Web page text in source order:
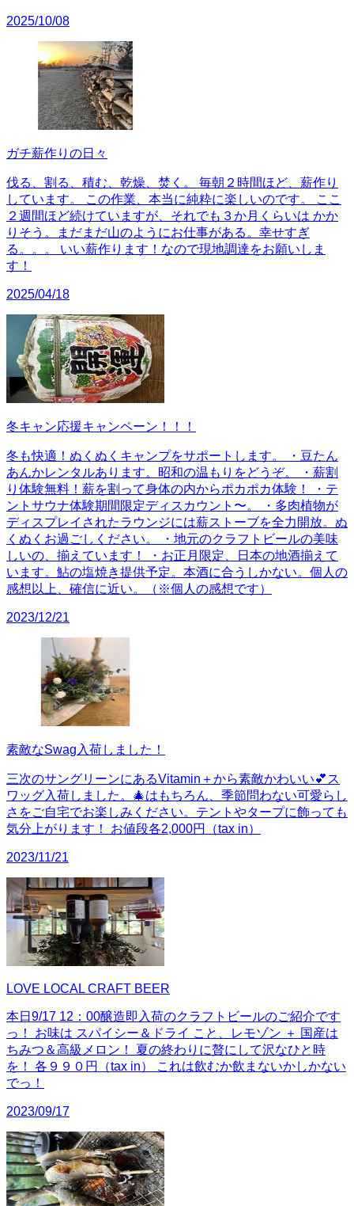
2025/10/08
ガチ薪作りの日々
伐る、割る、積む、乾燥、焚く。 毎朝２時間ほど、薪作り
しています。 この作業、本当に純粋に楽しいのです。 ここ
２週間ほど続けていますが、それでも３か月くらいは かか
りそう。まだまだ山のようにお仕事がある。幸せすぎ
る。。。 いい薪作ります！なので現地調達をお願いしま
す！
2025/04/18
冬キャン応援キャンペーン！！！
冬も快適！ぬくぬくキャンプをサポートします。 ・豆たん
あんかレンタルあります。昭和の温もりをどうぞ。 ・薪割
り体験無料！薪を割って身体の内からポカポカ体験！ ・テ
ントサウナ体験期間限定ディスカウント〜。 ・多肉植物が
ディスプレイされたラウンジには薪ストーブを全力開放。ぬ
くぬくお過ごしください。 ・地元のクラフトビールの美味
しいの、揃えています！ ・お正月限定、日本の地酒揃えて
います。鮎の塩焼き提供予定。本酒に合うしかない。個人の
感想以上、確信に近い。（※個人の感想です）
2023/12/21
素敵なSwag入荷しました！
三次のサングリーンにあるVitamin＋から素敵かわいい💕ス
ワッグ入荷しました。🎄はもちろん、季節問わない可愛らし
さをご自宅でお楽しみください。テントやタープに飾っても
気分上がります！ お値段各2,000円（tax in）
2023/11/21
LOVE LOCAL CRAFT BEER
本日9/17 12：00醸造即入荷のクラフトビールのご紹介です
っ！ お味は スパイシー＆ドライ こと、レモゾン ＋ 国産は
ちみつ＆高級メロン！ 夏の終わりに贅にして沢なひと時
を！ 各９９０円（tax in） これは飲むか飲まないかしかない
でっ！
2023/09/17